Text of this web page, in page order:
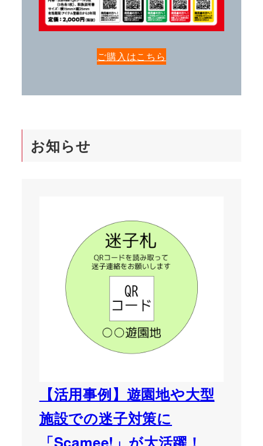
ご購入はこちら
お知らせ
【活用事例】遊園地や大型
施設での迷子対策に
「Scamee!」が大活躍！